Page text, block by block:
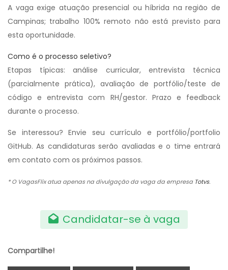
A vaga exige atuação presencial ou híbrida na região de
Campinas; trabalho 100% remoto não está previsto para
esta oportunidade.
Como é o processo seletivo?
Etapas típicas: análise curricular, entrevista técnica
(parcialmente prática), avaliação de portfólio/teste de
código e entrevista com RH/gestor. Prazo e feedback
durante o processo.
Se interessou? Envie seu currículo e portfólio/portfolio
GitHub. As candidaturas serão avaliadas e o time entrará
em contato com os próximos passos.
* O VagasFlix atua apenas na divulgação da vaga da empresa Totvs.
Candidatar-se à vaga
Compartilhe!